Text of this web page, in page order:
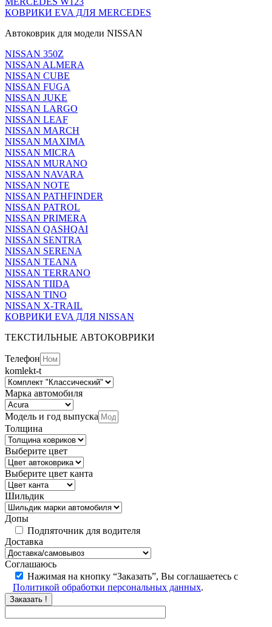
КОВРИКИ EVA ДЛЯ MERCEDES
Автоковрик для модели NISSAN
NISSAN 350Z
NISSAN ALMERA
NISSAN CUBE
NISSAN FUGA
NISSAN JUKE
NISSAN LARGO
NISSAN LEAF
NISSAN MARCH
NISSAN MAXIMA
NISSAN MICRA
NISSAN MURANO
NISSAN NAVARA
NISSAN NOTE
NISSAN PATHFINDER
NISSAN PATROL
NISSAN PRIMERA
NISSAN QASHQAI
NISSAN SENTRA
NISSAN SERENA
NISSAN TEANA
NISSAN TERRANO
NISSAN TIIDA
NISSAN TINO
NISSAN X-TRAIL
КОВРИКИ EVA ДЛЯ NISSAN
ТЕКСТИЛЬНЫЕ АВТОКОВРИКИ
Телефон
komlekt-t
Марка автомобиля
Модель и год выпуска
Толщина
Выберите цвет
Выберите цвет канта
Шильдик
Допы
Подпяточник для водителя
Доставка
Соглашаюсь
Нажимая на кнопку “Заказать”, Вы соглашаетесь с
Политикой обработки персональных данных.
Заказать !